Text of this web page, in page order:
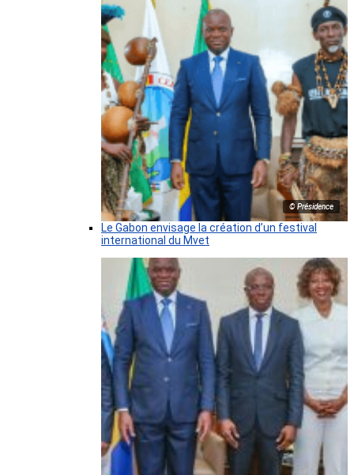
© Présidence
Le Gabon envisage la création d’un festival
international du Mvet